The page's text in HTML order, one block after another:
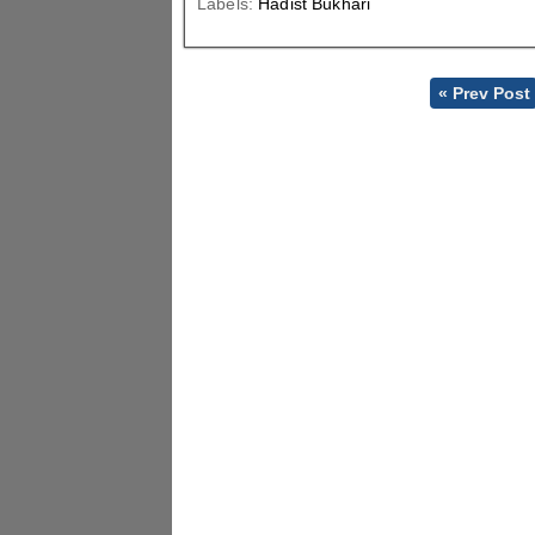
Labels: Hadist Bukhari
« Prev Post